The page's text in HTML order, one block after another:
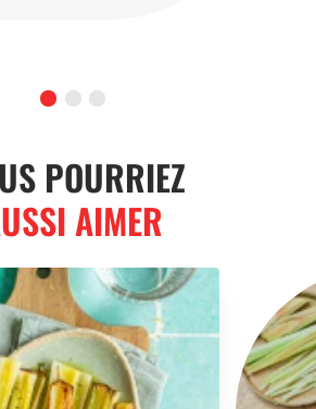
POURRIEZ
AIMER